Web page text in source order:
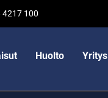
100
Huolto Yritys